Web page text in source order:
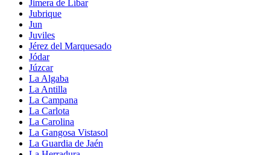
Jimera de Líbar
Jubrique
Jun
Juviles
Jérez del Marquesado
Jódar
Júzcar
La Algaba
La Antilla
La Campana
La Carlota
La Carolina
La Gangosa Vistasol
La Guardia de Jaén